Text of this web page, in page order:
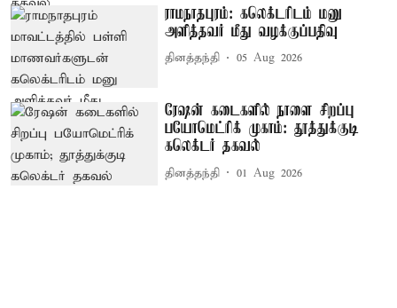
ராமநாதபுரம்: கலெக்டரிடம் மனு
அளித்தவர் மீது வழக்குப்பதிவு
தினத்தந்தி 05 Aug 2026
ரேஷன் கடைகளில் நாளை சிறப்பு
பயோமெட்ரிக் முகாம்: தூத்துக்குடி
கலெக்டர் தகவல்
தினத்தந்தி 01 Aug 2026